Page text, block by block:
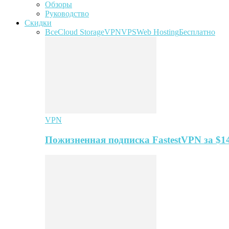
Обзоры
Руководство
Скидки
ВсеCloud StorageVPNVPSWeb HostingБесплатно
VPN
Пожизненная подписка FastestVPN за